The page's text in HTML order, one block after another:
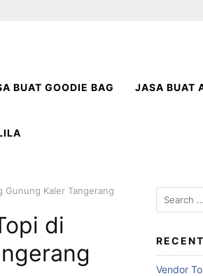
BUAT GOODIE BAG JASA BUAT
Gunung Kaler Tangerang
di
Search
for:
Vendor